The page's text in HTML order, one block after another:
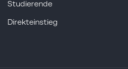
Studierende
Direkteinstieg